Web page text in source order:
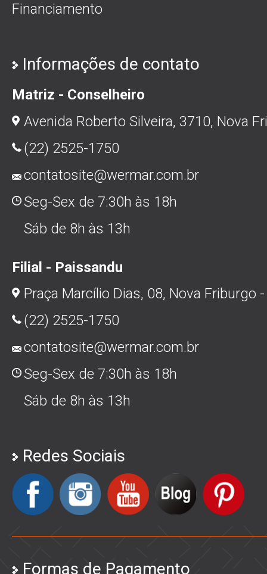
Financiamento
Informações de contato
Matriz - Conselheiro
Avenida Roberto Silveira, 3710, Nova
(22) 2525-1750
contatosite@wermar.com.br
Seg-Sex de 7:30h às 18h
Sáb de 8h às 13h
Filial - Paissandu
Praça Marcílio Dias, 08, Nova Friburgo
(22) 2525-1750
contatosite@wermar.com.br
Seg-Sex de 7:30h às 18h
Sáb de 8h às 13h
Redes Sociais
Formas de Pagamento